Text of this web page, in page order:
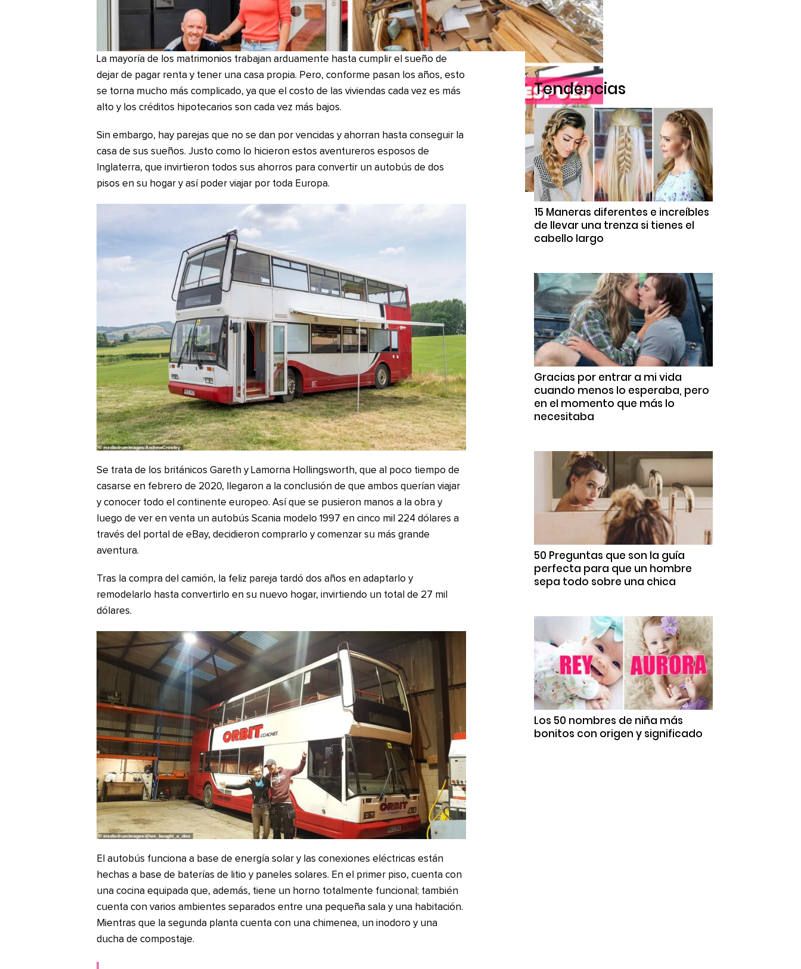
La mayoría de los matrimonios trabajan arduamente hasta cumplir el sueño de
dejar de pagar renta y tener una casa propia. Pero, conforme pasan los años, esto
se torna mucho más complicado, ya que el costo de las viviendas cada vez es más
alto y los créditos hipotecarios son cada vez más bajos.
Sin embargo, hay parejas que no se dan por vencidas y ahorran hasta conseguir la
casa de sus sueños. Justo como lo hicieron estos aventureros esposos de
Inglaterra, que invirtieron todos sus ahorros para convertir un autobús de dos
pisos en su hogar y así poder viajar por toda Europa.
Se trata de los británicos Gareth y Lamorna Hollingsworth, que al poco tiempo de
casarse en febrero de 2020, llegaron a la conclusión de que ambos querían viajar
y conocer todo el continente europeo. Así que se pusieron manos a la obra y
luego de ver en venta un autobús Scania modelo 1997 en cinco mil 224 dólares a
través del portal de eBay, decidieron comprarlo y comenzar su más grande
aventura.
Tras la compra del camión, la feliz pareja tardó dos años en adaptarlo y
remodelarlo hasta convertirlo en su nuevo hogar, invirtiendo un total de 27 mil
dólares.
El autobús funciona a base de energía solar y las conexiones eléctricas están
hechas a base de baterías de litio y paneles solares. En el primer piso, cuenta con
una cocina equipada que, además, tiene un horno totalmente funcional; también
cuenta con varios ambientes separados entre una pequeña sala y una habitación.
Mientras que la segunda planta cuenta con una chimenea, un inodoro y una
ducha de compostaje.
Tendencias
15 Maneras diferentes e increíbles
de llevar una trenza si tienes el
cabello largo
Gracias por entrar a mi vida
cuando menos lo esperaba, pero
en el momento que más lo
necesitaba
50 Preguntas que son la guía
perfecta para que un hombre
sepa todo sobre una chica
Los 50 nombres de niña más
bonitos con origen y significado